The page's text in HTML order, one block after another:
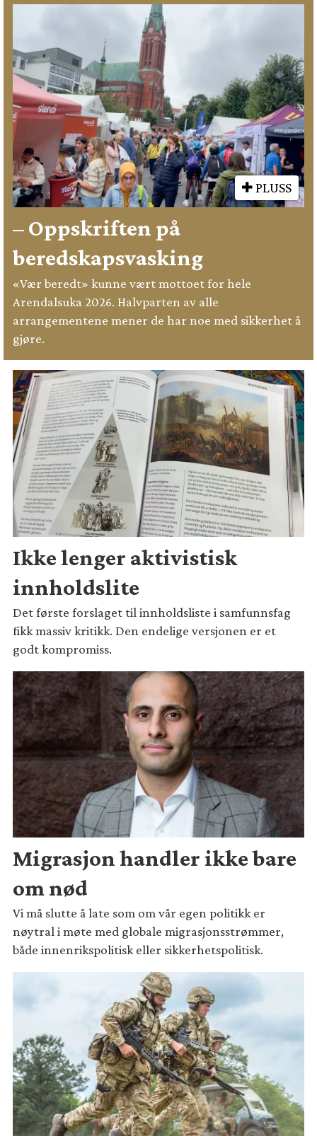
PLUSS
– Oppskriften på
beredskapsvasking
«Vær beredt» kunne vært mottoet for hele
Arendalsuka 2026. Halvparten av alle
arrangementene mener de har noe med sikkerhet å
gjøre.
Ikke lenger aktivistisk
innholdslite
Det første forslaget til innholdsliste i samfunnsfag
fikk massiv kritikk. Den endelige versjonen er et
godt kompromiss.
Migrasjon handler ikke bare
om nød
Vi må slutte å late som om vår egen politikk er
nøytral i møte med globale migrasjonsstrømmer,
både innenrikspolitisk eller sikkerhetspolitisk.